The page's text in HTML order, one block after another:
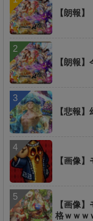
【朗報
【朗報
【悲報
【画像
【画像
格ｗｗｗ